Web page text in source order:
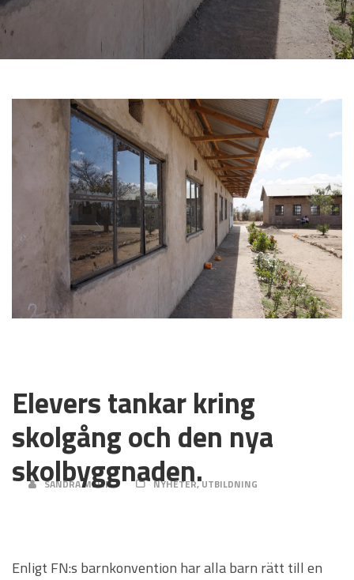
Elevers tankar kring
skolgång och den nya
skolbyggnaden.
SANDRA MELIN NYHETER,UTBILDNING
Enligt FN:s barnkonvention har alla barn rätt till en